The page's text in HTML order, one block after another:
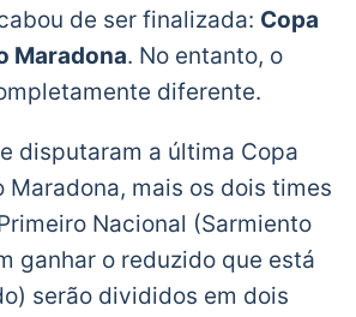
de ser finalizada: Copa
Maradona. No entanto, o
diferente.
disputaram a última Copa
Maradona, mais os dois times
Nacional (Sarmiento
ganhar o reduzido que está
serão divididos em dois